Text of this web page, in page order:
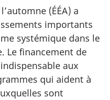
(ÉÉA) a
importants
systémique dans le
Le financement de
aux
qui aident à
sont